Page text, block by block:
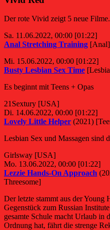
Der rote Vivid zeigt 5 neue
Sa. 11.06.2022, 00:00 [01:22]
Anal Stretching Training [Anal]
Mi. 15.06.2022, 00:00 [01:22]
Busty Lesbian Sex Time
Es beginnt mit Teens + Opas
21Sextury [USA]
Di. 14.06.2022, 00:00 [01:22]
Lovely Little Helper (2021)
Lesbian Sex und Massagen sind
Girlsway [USA]
Mo. 13.06.2022, 00:00 [01:22]
Lezzie Hands-On Approach
Threesome]
Der letzte stammt aus der Young
Gegenstück zum Russian
gesamte Schule macht Urlaub in
Ordnung hat, fährt die strenge